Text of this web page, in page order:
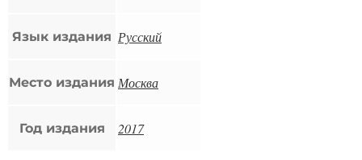
Язык издания Русский
Место издания Москва
Год издания 2017